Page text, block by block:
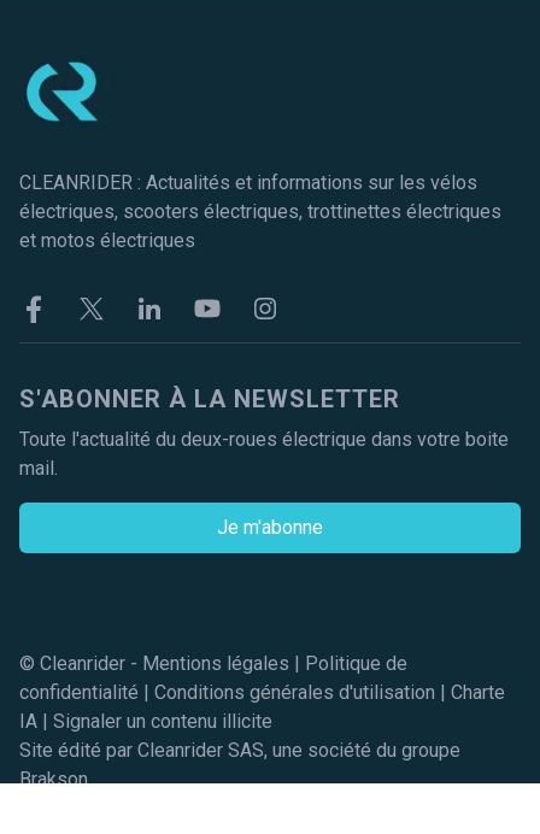
CLEANRIDER : Actualités et informations sur les vélos
électriques, scooters électriques, trottinettes électriques
et motos électriques
FacebookTwitter LinkekinYoutubeInstagram
S'ABONNER À LA NEWSLETTER
Toute l'actualité du deux-roues électrique dans votre boite
mail.
Je m'abonne
© Cleanrider - Mentions légales
Politique de
confidentialité
Conditions générales d'utilisation
Charte
IA
Signaler un contenu illicite
Site édité par Cleanrider SAS, une société du groupe
Brakson